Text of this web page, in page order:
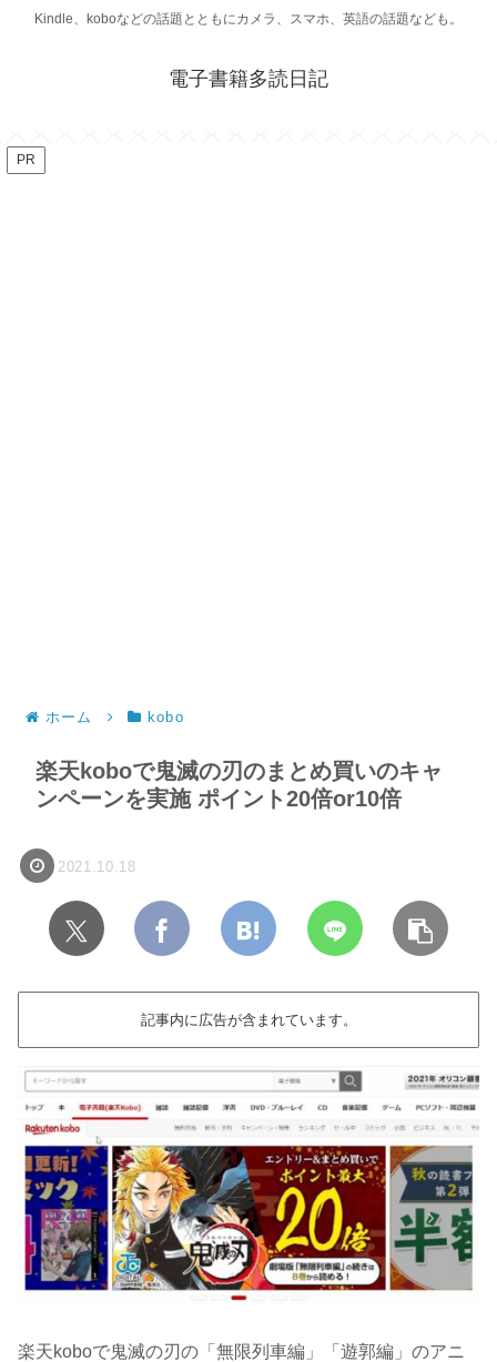
Kindle、koboなどの話題とともにカメラ、スマホ、英語の話題なども。
電子書籍多読日記
PR
ホーム kobo
楽天koboで鬼滅の刃のまとめ買いのキャ
ンペーンを実施 ポイント20倍or10倍
2021.10.18
記事内に広告が含まれています。
楽天koboで鬼滅の刃の「無限列車編」「遊郭編」のアニ